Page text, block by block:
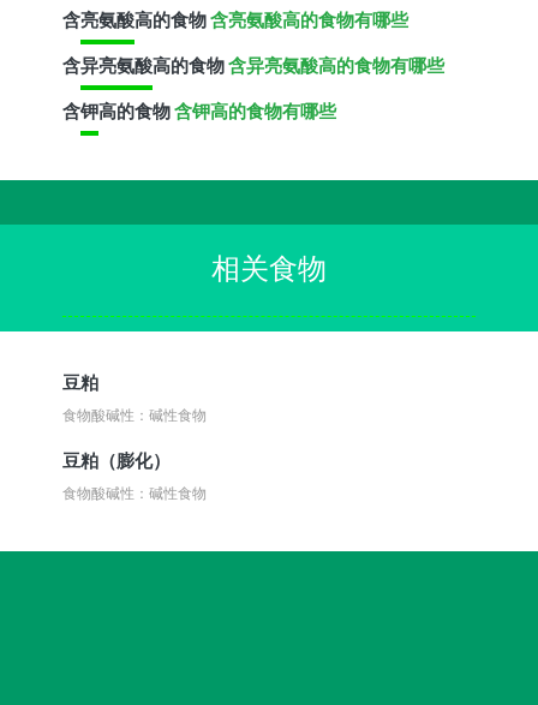
含亮氨酸高的食物含亮氨酸高的食物有哪些
含异亮氨酸高的食物含异亮氨酸高的食物有哪些
含钾高的食物含钾高的食物有哪些
相关食物
豆粕
食物酸碱性：碱性食物
豆粕（膨化）
食物酸碱性：碱性食物